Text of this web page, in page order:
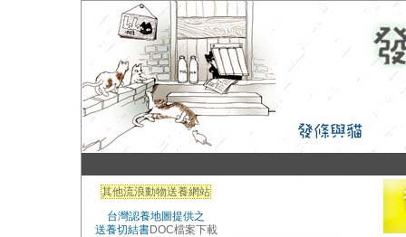
其他流浪動物送養網站
台灣認養地圖提供之
送養切結書DOC檔案下載